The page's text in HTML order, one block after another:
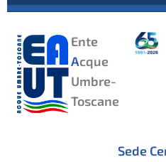
Ente
Acque
Umbre-
Toscane
Sede